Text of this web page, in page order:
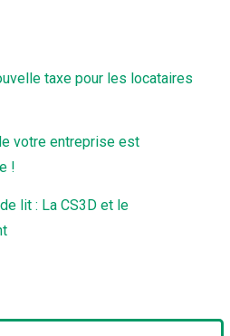
taxe pour les locataires
votre entreprise est
!
lit : La CS3D et le